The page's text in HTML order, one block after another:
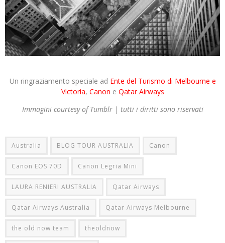
Un ringraziamento speciale ad Ente del Turismo di Melbourne e
Victoria, Canon e Qatar Airways
Immagini courtesy of Tumblr | tutti i diritti sono riservati
Australia BLOG TOUR AUSTRALIA Canon
Canon EOS 70D Canon Legria Mini
LAURA RENIERI AUSTRALIA Qatar Airways
Qatar Airways Australia Qatar Airways Melbourne
the old now team theoldnow